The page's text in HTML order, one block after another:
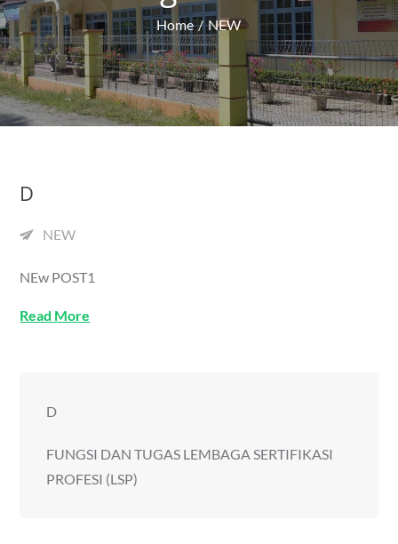
Home NEW
D
NEW
NEw POST1
Read More
D
FUNGSI DAN TUGAS LEMBAGA SERTIFIKASI
PROFESI (LSP)